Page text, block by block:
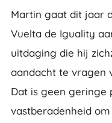
Martin gaat dit jaar
Vuelta de Iguality
uitdaging die hij
aandacht te vragen
Dat is geen geringe
vastberadenheid